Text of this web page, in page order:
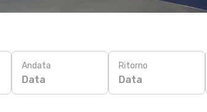
Andata
Data
Ritorno
Data